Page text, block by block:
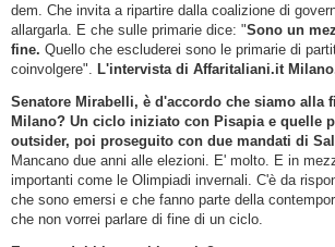
dem. Che invita a ripartire dalla coalizione di
allargarla. E che sulle primarie dice: "Sono un
fine. Quello che escluderei sono le primarie di
coinvolgere".
L'intervista di Affaritaliani.it
Senatore Mirabelli, è d'accordo che siamo alla
Milano? Un ciclo iniziato con Pisapia e quelle
outsider, poi proseguito con due mandati di
Mancano due anni alle elezioni. E' molto. E in
importanti come le Olimpiadi invernali. C'è da
che sono emersi e che fanno parte della
che non vorrei parlare di fine di un ciclo.